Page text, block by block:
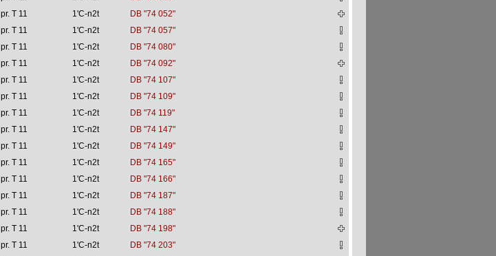
pr. T 11 1'C-n2t
DB "74 052"
pr. T 11 1'C-n2t
DB "74 057"
pr. T 11 1'C-n2t
DB "74 080"
pr. T 11 1'C-n2t
DB "74 092"
pr. T 11 1'C-n2t
DB "74 107"
pr. T 11 1'C-n2t
DB "74 109"
pr. T 11 1'C-n2t
DB "74 119"
pr. T 11 1'C-n2t
DB "74 147"
pr. T 11 1'C-n2t
DB "74 149"
pr. T 11 1'C-n2t
DB "74 165"
pr. T 11 1'C-n2t
DB "74 166"
pr. T 11 1'C-n2t
DB "74 187"
pr. T 11 1'C-n2t
DB "74 188"
pr. T 11 1'C-n2t
DB "74 198"
pr. T 11 1'C-n2t
DB "74 203"